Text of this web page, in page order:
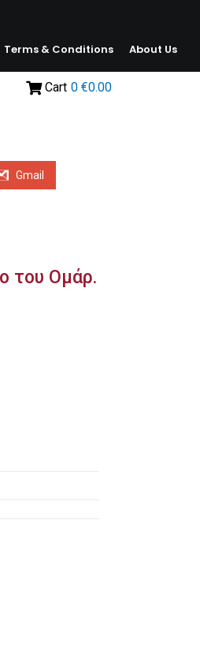
Terms & Conditions About Us
Cart 0 €0.00
Gmail
του Ομάρ.